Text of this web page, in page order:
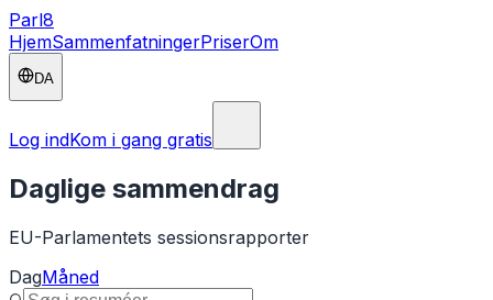
Parl8
HjemSammenfatningerPriserOm
DA
Log indKom i gang gratis
Daglige sammendrag
EU-Parlamentets sessionsrapporter
DagMåned